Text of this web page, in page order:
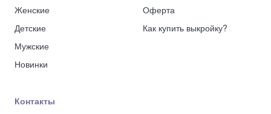
Женские
Детские
Мужские
Новинки
Оферта
Как купить выкройку?
Контакты